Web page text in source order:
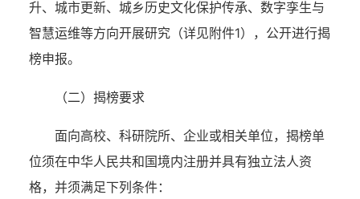
升、城市更新、城乡历史文化保护传承、数字孪生与
智慧运维等方向开展研究（详见附件1），公开进行揭
榜申报。
（二）揭榜要求
面向高校、科研院所、企业或相关单位，揭榜单
位须在中华人民共和国境内注册并具有独立法人资
格，并须满足下列条件：